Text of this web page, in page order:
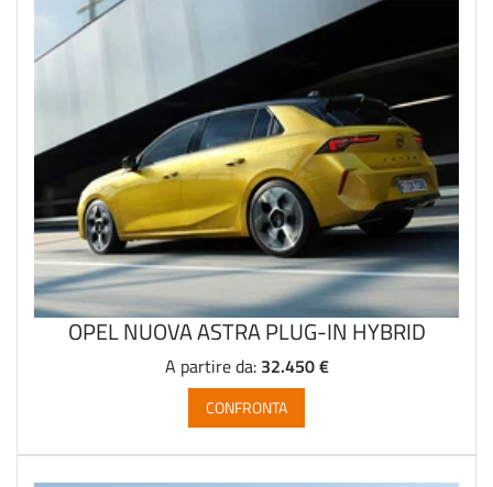
OPEL NUOVA ASTRA PLUG-IN HYBRID
A partire da: 32.450 €
CONFRONTA